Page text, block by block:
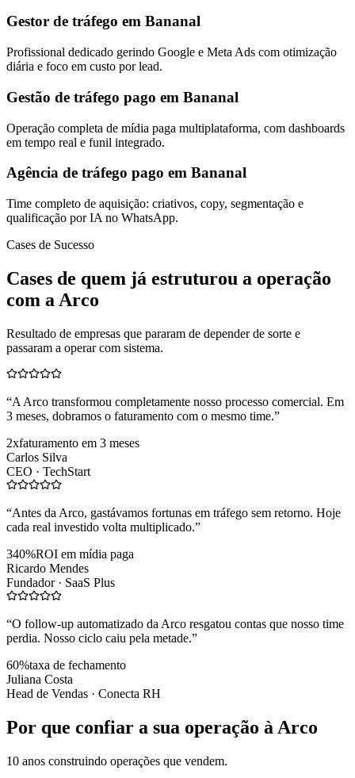
Gestor de tráfego em Bananal
Profissional dedicado gerindo Google e Meta Ads com otimização
diária e foco em custo por lead.
Gestão de tráfego pago em Bananal
Operação completa de mídia paga multiplataforma, com dashboards
em tempo real e funil integrado.
Agência de tráfego pago em Bananal
Time completo de aquisição: criativos, copy, segmentação e
qualificação por IA no WhatsApp.
Cases de Sucesso
Cases de quem já estruturou a operação
com a Arco
Resultado de empresas que pararam de depender de sorte e
passaram a operar com sistema.
“A Arco transformou completamente nosso processo comercial. Em
3 meses, dobramos o faturamento com o mesmo time.”
2xfaturamento em 3 meses
Carlos Silva
CEO · TechStart
“Antes da Arco, gastávamos fortunas em tráfego sem retorno. Hoje
cada real investido volta multiplicado.”
340%ROI em mídia paga
Ricardo Mendes
Fundador · SaaS Plus
“O follow-up automatizado da Arco resgatou contas que nosso time
perdia. Nosso ciclo caiu pela metade.”
60%taxa de fechamento
Juliana Costa
Head de Vendas · Conecta RH
Por que confiar a sua operação à Arco
10 anos construindo operações que vendem.